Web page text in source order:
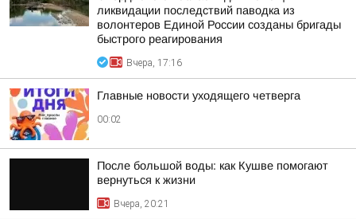
ликвидации последствий паводка из
волонтеров Единой России созданы бригады
быстрого реагирования
Вчера, 17:16
Главные новости уходящего четверга
00:02
После большой воды: как Кушве помогают
вернуться к жизни
Вчера, 20:21